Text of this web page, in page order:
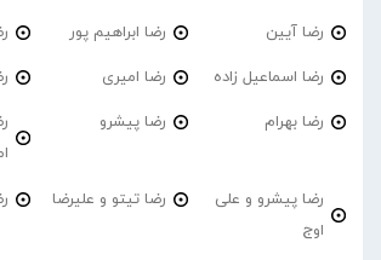
رضا آیین رضا ابراهیم پور
رضا اسماعیل زاده رضا امیری
رضا بهرام رضا پیشرو
رضا پیشرو و علی
اوج
رضا تیتو و علیرضا